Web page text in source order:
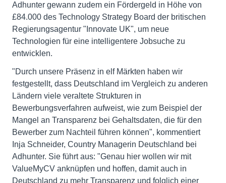
Adhunter gewann zudem ein Fördergeld in Höhe von
£84.000 des Technology Strategy Board der britischen
Regierungsagentur "Innovate UK", um neue
Technologien für eine intelligentere Jobsuche zu
entwicklen.
"Durch unsere Präsenz in elf Märkten haben wir
festgestellt, dass Deutschland im Vergleich zu anderen
Ländern viele veraltete Strukturen in
Bewerbungsverfahren aufweist, wie zum Beispiel der
Mangel an Transparenz bei Gehaltsdaten, die für den
Bewerber zum Nachteil führen können", kommentiert
Inja Schneider, Country Managerin Deutschland bei
Adhunter. Sie führt aus: "Genau hier wollen wir mit
ValueMyCV anknüpfen und hoffen, damit auch in
Deutschland zu mehr Transparenz und folglich einer